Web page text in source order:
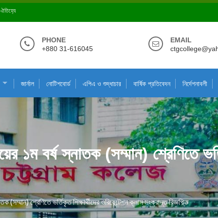
ঐতিহ্যে
PHONE
+880 31-616045
EMAIL
জার্নাল নোটিশবোর্ড এপিএ ও শুদ্ধাচার বার্ষিক প্রতিবেদন নির্দেশনাবলী
১ম বর্ষ স্নাতক (সম্মান) শ্রেণিতে
(সম্মান) শ্রেণিতে ভর্তিকৃত শিক্ষার্থীদের ওরিয়েন্টেশন ক্লাস সংক্রান্ত বিজ্ঞপ্তি